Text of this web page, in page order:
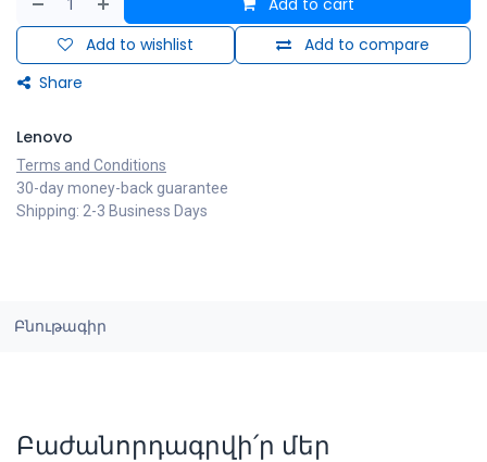
Add to cart
Add to compare
Add to wishlist
Share
Lenovo
Terms and Conditions
30-day money-back guarantee
Shipping: 2-3 Business Days
Բնութագիր
Բաժանորդագրվի՛ր մեր